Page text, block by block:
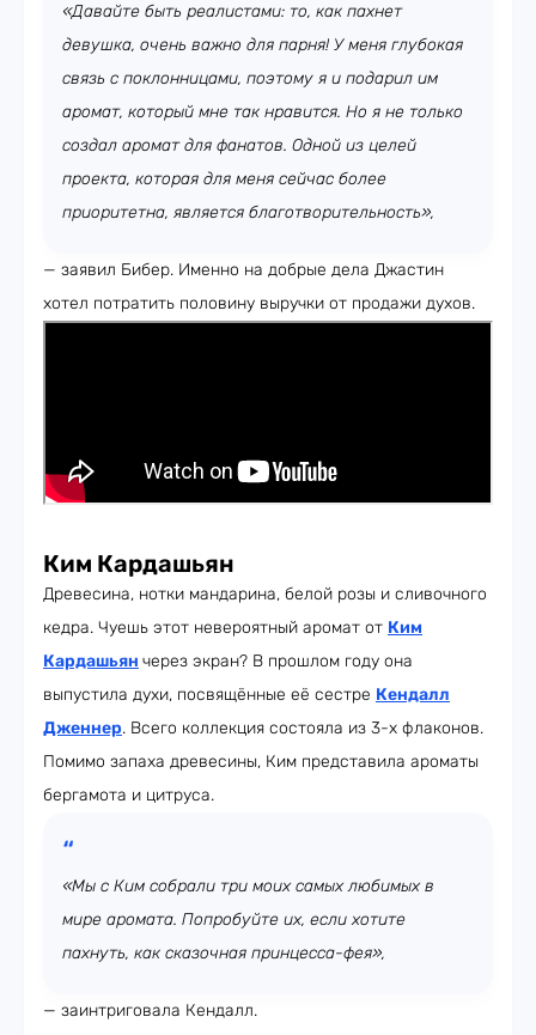
«Давайте быть реалистами: то, как пахнет
девушка, очень важно для парня! У меня глубокая
связь с поклонницами, поэтому я и подарил им
аромат, который мне так нравится. Но я не только
создал аромат для фанатов. Одной из целей
проекта, которая для меня сейчас более
приоритетна, является благотворительность»,
— заявил Бибер. Именно на добрые дела Джастин
хотел потратить половину выручки от продажи духов.
Ким Кардашьян
Древесина, нотки мандарина, белой розы и сливочного
кедра. Чуешь этот невероятный аромат от Ким
Кардашьян через экран? В прошлом году она
выпустила духи, посвящённые её сестре Кендалл
Дженнер. Всего коллекция состояла из 3-х флаконов.
Помимо запаха древесины, Ким представила ароматы
бергамота и цитруса.
«Мы с Ким собрали три моих самых любимых в
мире аромата. Попробуйте их, если хотите
пахнуть, как сказочная принцесса-фея»,
— заинтриговала Кендалл.